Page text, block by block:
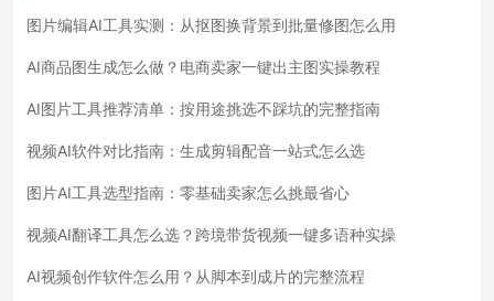
图片编辑AI工具实测：从抠图换背景到批量修图怎么用
AI商品图生成怎么做？电商卖家一键出主图实操教程
AI图片工具推荐清单：按用途挑选不踩坑的完整指南
视频AI软件对比指南：生成剪辑配音一站式怎么选
图片AI工具选型指南：零基础卖家怎么挑最省心
视频AI翻译工具怎么选？跨境带货视频一键多语种实操
AI视频创作软件怎么用？从脚本到成片的完整流程